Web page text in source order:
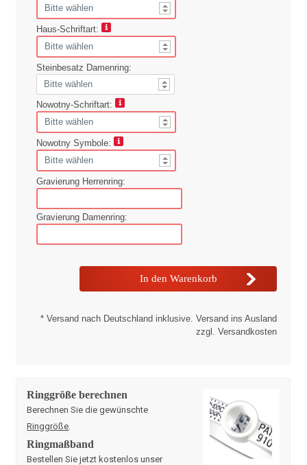
Haus-Schriftart:
Steinbesatz Damenring:
Nowotny-Schriftart:
Nowotny Symbole:
Gravierung Herrenring:
Gravierung Damenring:
* Versand nach Deutschland inklusive. Versand ins Ausland
zzgl. Versandkosten
Ringgröße berechnen
Berechnen Sie die gewünschte
Ringgröße
Ringmaßband
Bestellen Sie jetzt kostenlos unser